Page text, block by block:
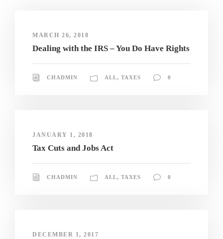
MARCH 26, 2018
Dealing with the IRS – You Do Have Rights
CHADMIN ALL, TAXES 0
JANUARY 1, 2018
Tax Cuts and Jobs Act
CHADMIN ALL, TAXES 0
DECEMBER 1, 2017